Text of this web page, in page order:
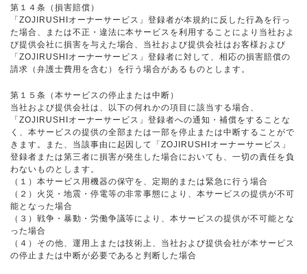
第１４条（損害賠償）
「ZOJIRUSHIオーナーサービス」登録者が本規約に反した行為を行っ
た場合、または不正・違法に本サービスを利用することにより当社およ
び提供会社に損害を与えた場合、当社および提供会社はお客様および
「ZOJIRUSHIオーナーサービス」登録者に対して、相応の損害賠償の
請求（弁護士費用を含む）を行う場合があるものとします。
第１５条（本サービスの停止または中断）
当社および提供会社は、以下の何れかの項目に該当する場合、
「ZOJIRUSHIオーナーサービス」登録者への通知・補償をすることな
く、本サービスの提供の全部または一部を停止または中断することがで
きます。また、当該事由に起因して「ZOJIRUSHIオーナーサービス」
登録者または第三者に損害が発生した場合においても、一切の責任を負
わないものとします。
（１）本サービス用機器の保守を、定期的または緊急に行う場合
（２）火災・地震・停電等の非常事態により、本サービスの提供が不可
能となった場合
（３）戦争・暴動・労働争議等により、本サービスの提供が不可能とな
った場合
（４）その他、運用上または技術上、当社および提供会社が本サービス
の停止または中断が必要であると判断した場合